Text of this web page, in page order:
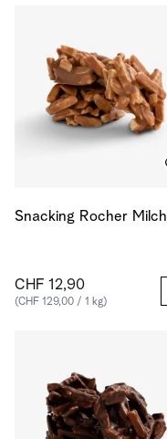
Snacking Rocher Milch
CHF 12,90
(CHF 129,00 / 1 kg)